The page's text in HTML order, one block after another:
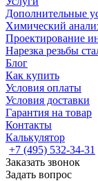
Дополнительные
Химический
Проектирование
Нарезка резьбы
Блог
Как купить
Условия оплаты
Условия доставки
Гарантия на товар
Контакты
Калькулятор
+7 (495) 532‑34‑31
Заказать звонок
Задать вопрос